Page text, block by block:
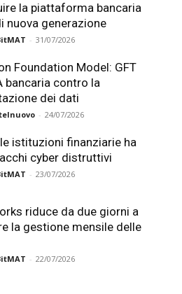
la piattaforma bancaria
nuova generazione
- 31/07/2026
Foundation Model: GFT
bancaria contro la
dei dati
- 24/07/2026
istituzioni finanziarie ha
cyber distruttivi
- 23/07/2026
riduce da due giorni a
la gestione mensile delle
- 22/07/2026